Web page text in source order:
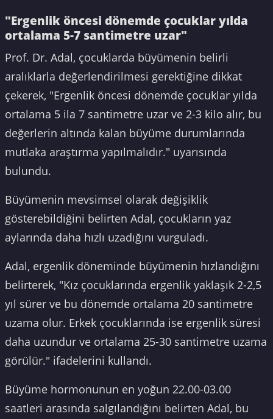
"Ergenlik öncesi dönemde çocuklar yılda
ortalama 5-7 santimetre uzar"
Prof. Dr. Adal, çocuklarda büyümenin belirli
aralıklarla değerlendirilmesi gerektiğine dikkat
çekerek, "Ergenlik öncesi dönemde çocuklar yılda
ortalama 5 ila 7 santimetre uzar ve 2-3 kilo alır, bu
değerlerin altında kalan büyüme durumlarında
mutlaka araştırma yapılmalıdır." uyarısında
bulundu.
Büyümenin mevsimsel olarak değişiklik
gösterebildiğini belirten Adal, çocukların yaz
aylarında daha hızlı uzadığını vurguladı.
Adal, ergenlik döneminde büyümenin hızlandığını
belirterek, "Kız çocuklarında ergenlik yaklaşık 2-2,5
yıl sürer ve bu dönemde ortalama 20 santimetre
uzama olur. Erkek çocuklarında ise ergenlik süresi
daha uzundur ve ortalama 25-30 santimetre uzama
görülür." ifadelerini kullandı.
Büyüme hormonunun en yoğun 22.00-03.00
saatleri arasında salgılandığını belirten Adal, bu